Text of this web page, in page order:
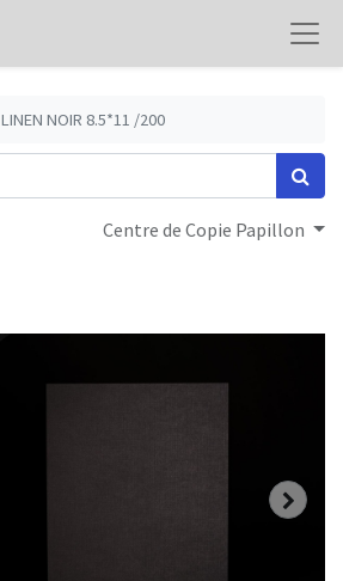
LINEN NOIR 8.5*11 /200
Centre de Copie Papillon